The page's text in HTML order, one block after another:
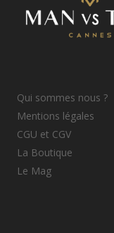
Qui sommes nous ?
Mentions légales
CGU et CGV
La Boutique
Le Mag